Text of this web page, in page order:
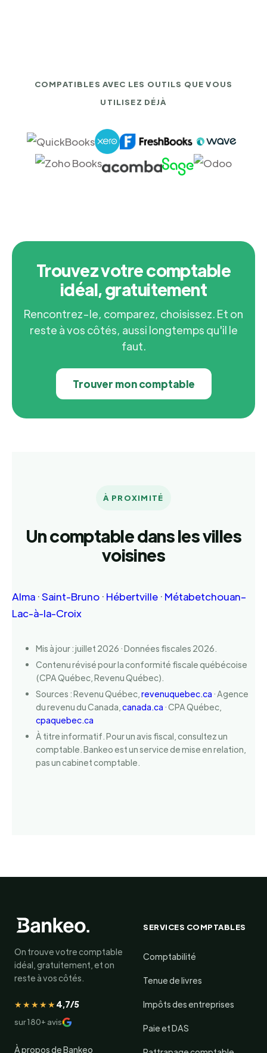
COMPATIBLES AVEC LES OUTILS QUE VOUS
UTILISEZ DÉJÀ
Trouvez votre comptable
idéal, gratuitement
Rencontrez-le, comparez, choisissez. Et on
reste à vos côtés, aussi longtemps qu'il le
faut.
Trouver mon comptable
À PROXIMITÉ
Un comptable dans les villes
voisines
Alma ·Saint-Bruno · Hébertville · Métabetchouan–
Lac-à-la-Croix
Mis à jour : juillet 2026 · Données fiscales 2026.
Contenu révisé pour la conformité fiscale québécoise
(CPA Québec, Revenu Québec).
Sources : Revenu Québec, revenuquebec.ca · Agence
du revenu du Canada, canada.ca · CPA Québec,
cpaquebec.ca
À titre informatif. Pour un avis fiscal, consultez un
comptable. Bankeo est un service de mise en relation,
pas un cabinet comptable.
On trouve votre comptable
idéal, gratuitement, et on
reste à vos côtés.
★★★★★4,7/5
sur 180+ avis
À propos de Bankeo
SERVICES COMPTABLES
Comptabilité
Tenue de livres
Impôts des entreprises
Paie et DAS